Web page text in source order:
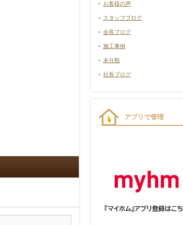
お客様の声
スタッフブログ
会長ブログ
施工事例
未分類
社長ブログ
アプリで管理